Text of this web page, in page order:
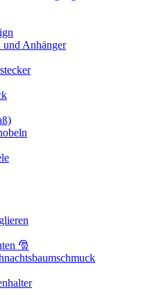
und Anhänger
🎅